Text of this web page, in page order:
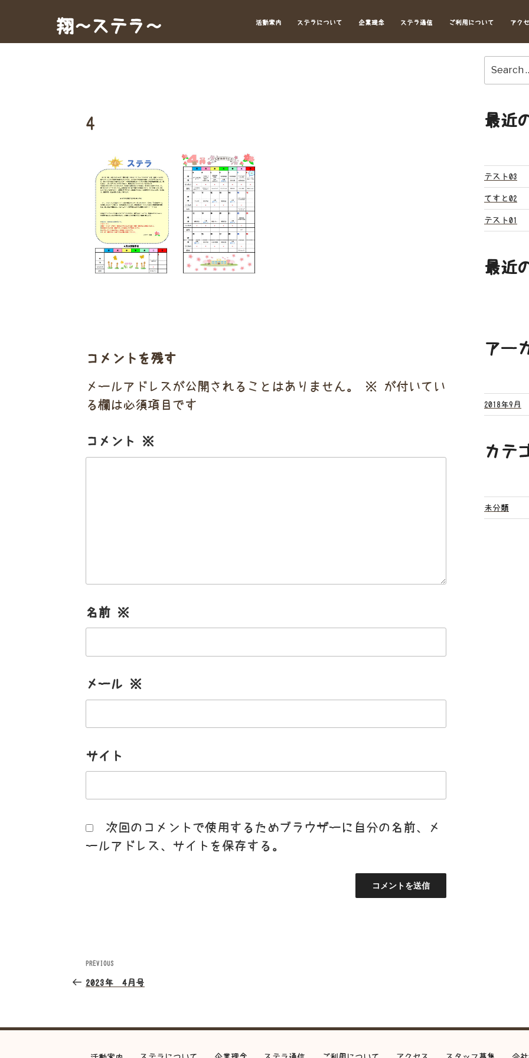
翔～ステラ～ 活動案内 ステラについて 企業理念 ステラ通信 ご利用について アク
4
コメントを残す
メールアドレスが公開されることはありません。 ※ が付いてい
る欄は必須項目です
コメント ※
名前 ※
メール ※
サイト
次回のコメントで使用するためブラウザーに自分の名前、メ
ールアドレス、サイトを保存する。
投
稿
Previous
Post
PREVIOUS
2023年 4月号
for:
最近
テスト03
てすと02
テスト01
最近
アー
2018年9月
カテ
未分類